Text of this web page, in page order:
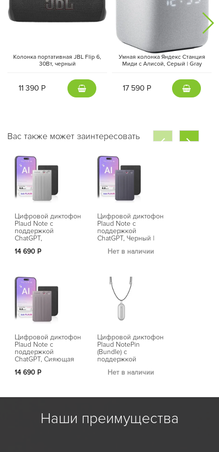
Колонка портативная JBL Flip 6,
30Вт, черный
11 390 Р
Умная колонка Яндекс Станция
Миди с Алисой, Cерый | Gray
17 590 Р
Вас также может заинтересовать
Цифровой диктофон
Plaud Note с
поддержкой
ChatGPT,
14 690 Р
Цифровой диктофон
Plaud Note с
поддержкой
ChatGPT, Сияющая
14 690 Р
Цифровой диктофон
Plaud Note с
поддержкой
ChatGPT, Черный |
Нет в наличии
Цифровой диктофон
Plaud NotePin
(Bundle) с
поддержкой
Серебристый | Lunar
Нет в наличии
Наши преимущества